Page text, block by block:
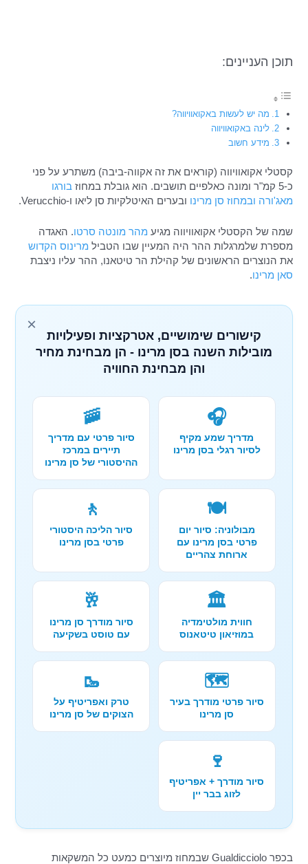
תוכן העניינים:
מה יש לעשות באקואוויווה?
לינה באקואוויווה
מידע חשוב
קסטלי אקואוויווה (קוראים את זה אקווה-ביבה) משתרע על פני
כ-5 קמ"ר ומונה כאלפיים תושבים. הוא גובלת במחוז
בורגו
מאג'ורה ובמחוז סן מרינו ובערים האיטלקיות סן ליאו ו-Verucchio.
שמה של הקסטלי אקואוויווה מגיע מהר מונטה סרטו. האגדה
מספרת שלמרגלות ההר היה המעיין שבו הטביל מרינוס הקדוש
את הנוצרים הראשונים של קהילת הר טיטאנו, ההר עליו ניצבת
סאן מרינו.
×
קישורים שימושיים, אטרקציות ופעילויות
מובילות השנה בסן מרינו - הן מבחינת מחיר
והן מבחינת החוויה
🎧
מדריך שמע מקיף
לסיור רגלי בסן מרינו
🚠
סיור פרטי עם מדריך
תיירים במרכז
ההיסטורי של סן מרינו
🍽️
מבולוניה: סיור יום
פרטי בסן מרינו עם
ארוחת צהריים
🚶
סיור הליכה היסטורי
פרטי בסן מרינו
🏛️
חווית מולטימדיה
במוזיאון טיטאנוס
🥂
סיור מודרך סן מרינו
עם טוסט בשקיעה
🗺️
סיור פרטי מודרך בעיר
סן מרינו
🥾
טרק ואפריטיף על
הצוקים של סן מרינו
🍷
סיור מודרך + אפריטיף
לזוג בבר יין
בכפר Gualdicciolo שבמחוז מיוצרים כמעט כל המשקאות